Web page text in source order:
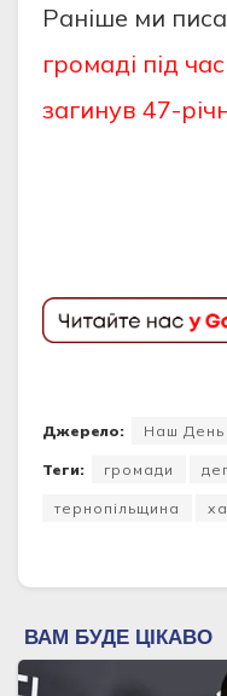
Раніше ми
громаді під
загинув 47-
Джерело: Наш День
Теги: громади
тернопільщина